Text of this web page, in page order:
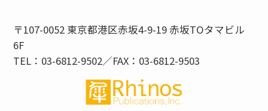
〒107-0052 東京都港区赤坂4-9-19 赤坂TOタマビル
6F
TEL：03-6812-9502／FAX：03-6812-9503